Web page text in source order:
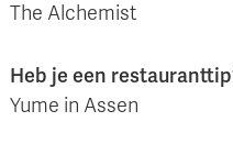
The Alchemist
Heb je een
Yume in Assen